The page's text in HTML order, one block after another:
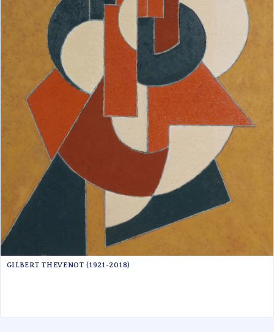
GILBERT THEVENOT (1921-2018)